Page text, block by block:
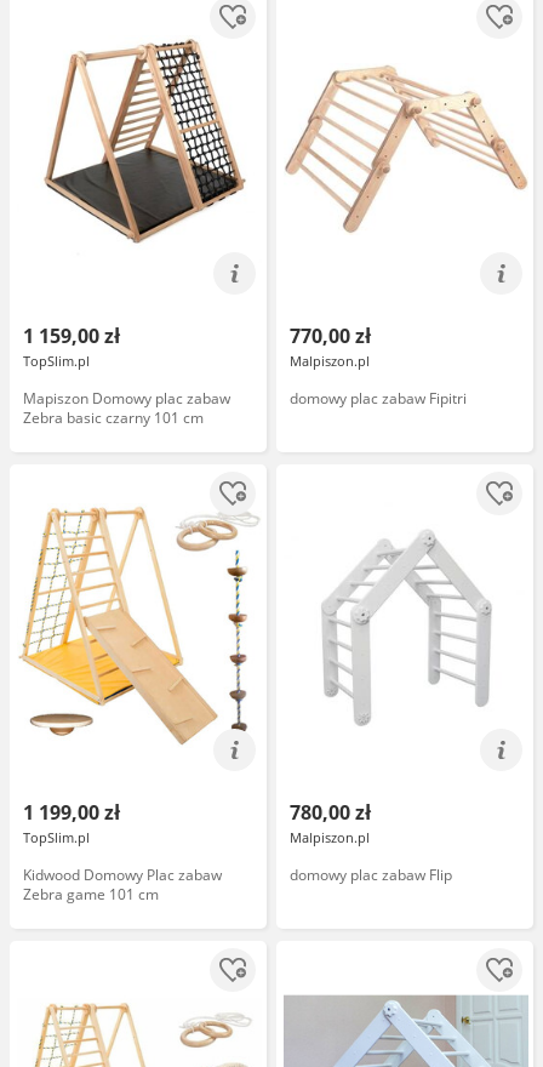
1 159,00 zł
TopSlim.pl
Mapiszon Domowy plac zabaw
Zebra basic czarny 101 cm
770,00 zł
Malpiszon.pl
domowy plac zabaw Fipitri
1 199,00 zł
TopSlim.pl
Kidwood Domowy Plac zabaw
Zebra game 101 cm
780,00 zł
Malpiszon.pl
domowy plac zabaw Flip